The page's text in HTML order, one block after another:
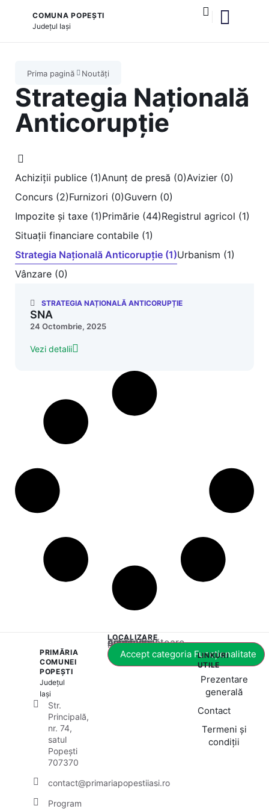
COMUNA POPEȘTI
Județul Iași
Prima pagină Noutăți
Strategia Națională
Anticorupție
Achiziții publice (1)Anunț de presă (0)Avizier (0)
Concurs (2)Furnizori (0)Guvern (0)
Impozite și taxe (1)Primărie (44)Registrul agricol (1)
Situații financiare contabile (1)
Strategia Națională Anticorupție (1)Urbanism (1)
Vânzare (0)
STRATEGIA NAȚIONALĂ ANTICORUPȚIE
SNA
24 Octombrie, 2025
Vezi detalii
PRIMĂRIA
COMUNEI
POPEȘTI
Județul
Iași
Str.
Principală,
nr. 74,
satul
Popești
707370
contact@primariapopestiiasi.ro
Program
LOCALIZARE
Acest conținut este blocat până când acceptați categoria corespunzătoare de cookie-uri.
Accept categoria Funcționalitate
LINKURI
UTILE
Prezentare
generală
Contact
Termeni și
condiții